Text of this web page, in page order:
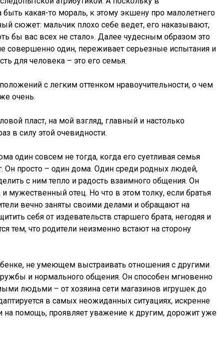
какая-то мораль, к этому экшену про малолетнего
сюжет: мальчик плохо себе ведет, его наказывают,
бы вас всех не стало». Далее чудесным образом это
совершенно один, переживает серьезные испытания и
для человека – это его семья.
с легким оттенком нравоучительности, о чем
очень.
пласт, на мой взгляд, главный и настолько
в силу этой очевидности.
один совсем не тогда, когда его суетливая семья
Он просто – один дома. Один среди родных людей,
с ним тепло и радость взаимного общения. Он
мужественный отец. Но что в этом толку, если братья
вечно заняты своими делами и обращают на
себя от издевательств старшего брата, негодяя и
тем, что родители неизменно встают на сторону
не умеющем выстраивать отношения с другими
и нормального общения. Он способен мгновенно
людьми – от хозяина сети магазинов игрушек до
в самых неожиданных ситуациях, искренне
на помощь, проявляет уважение к другим, дорожит уже